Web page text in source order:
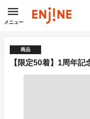
メニュー
商品
【限定50着】1周年